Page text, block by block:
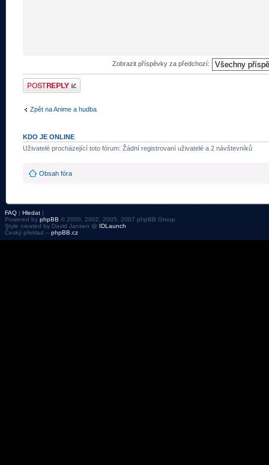
Zobrazit příspěvky za předchozí:
Odeslat odpověď
Zpět na Anime a hudba
KDO JE ONLINE
Uživatelé procházející toto fórum: Žádní registrovaní uživatelé a 2 návštevníků
Obsah fóra
FAQ | Hledat |
Powered by phpBB © 2000, 2002, 2005, 2007 phpBB Group
Style created by David Jansen @ IDLaunch
Český překlad – phpBB.cz